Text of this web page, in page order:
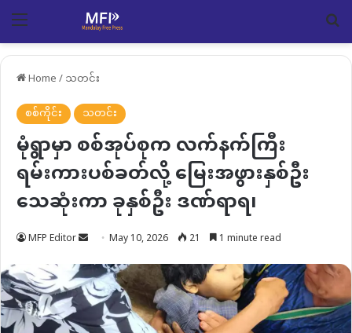
Menu
Home/သတင်း
စစ်ကိုင်း
သတင်း
မုံရွာမှာ စစ်အုပ်စုက လက်နက်ကြီး
ရမ်းကားပစ်ခတ်လို့ မြေးအဖွားနှစ်ဦး
သေဆုံးကာ ခုနှစ်ဦး ဒဏ်ရာရ၊
MFP Editor Send
email
May 10, 2026 21 1 minute read